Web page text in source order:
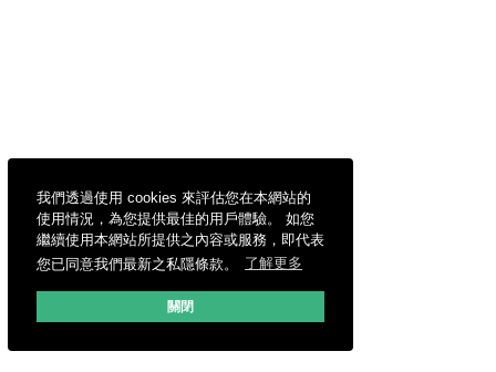
我們透過使用 cookies 來評估您在本網站的
使用情況，為您提供最佳的用戶體驗。 如您
繼續使用本網站所提供之內容或服務，即代表
您已同意我們最新之私隱條款。
了解更多
關閉